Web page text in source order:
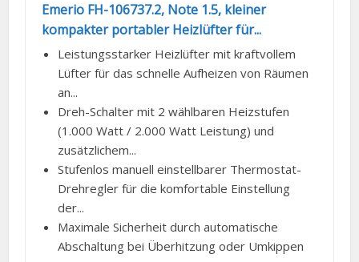
Emerio FH-106737.2, Note 1.5, kleiner
kompakter portabler Heizlüfter für...
Leistungsstarker Heizlüfter mit kraftvollem
Lüfter für das schnelle Aufheizen von Räumen
an...
Dreh-Schalter mit 2 wählbaren Heizstufen
(1.000 Watt / 2.000 Watt Leistung) und
zusätzlichem...
Stufenlos manuell einstellbarer Thermostat-
Drehregler für die komfortable Einstellung
der...
Maximale Sicherheit durch automatische
Abschaltung bei Überhitzung oder Umkippen